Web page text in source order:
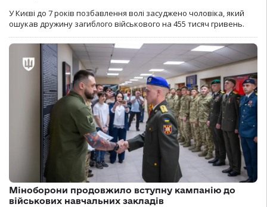
У Києві до 7 років позбавлення волі засуджено чоловіка, який
ошукав дружину загиблого військового на 455 тисяч гривень.
Міноборони продовжило вступну кампанію до
військових навчальних закладів